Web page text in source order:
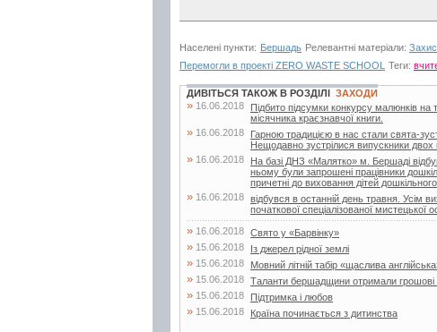
Населені пункти: Бершадь Релевантні матеріали:
Перемогли в проекті ZERO WASTE SCHOOL
Теги:
ДИВІТЬСЯ ТАКОЖ В РОЗДІЛІ ЗАХОДИ
» 16.06.2018
Підбито підсумки конкурсу малюнків
місячника краєзнавчої книги.
» 16.06.2018
Гарною традицією в нас стали свята-
Нещодавно зустрілися випускники двох
» 16.06.2018
На базі ДНЗ «Малятко» м. Бершаді
ньому були запрошені працівники
причетні до виховання дітей
» 16.06.2018 відбувся в останній день травня. Усім
початкової спеціалізованої мистецької
» 16.06.2018 Свято у «Барвінку»
» 15.06.2018 Із джерел рідної землі
» 15.06.2018 Мовний літній табір «щаслива
» 15.06.2018 Таланти бершадщини отримали грошові
» 15.06.2018 Підтримка і любов
» 15.06.2018
Країна починається з дитинства